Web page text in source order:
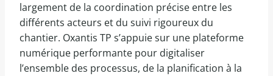
largement de la coordination précise entre les
différents acteurs et du suivi rigoureux du
chantier. Oxantis TP s’appuie sur une plateforme
numérique performante pour digitaliser
l’ensemble des processus, de la planification à la